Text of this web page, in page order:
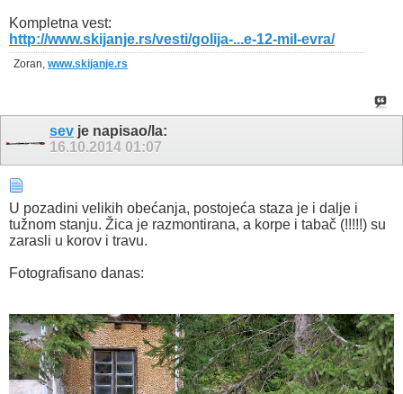
Kompletna vest:
http://www.skijanje.rs/vesti/golija-...e-12-mil-evra/
Zoran, www.skijanje.rs
sev je napisao/la:
16.10.2014 01:07
U pozadini velikih obećanja, postojeća staza je i dalje i
tužnom stanju. Žica je razmontirana, a korpe i tabač (!!!!!) su
zarasli u korov i travu.
Fotografisano danas: